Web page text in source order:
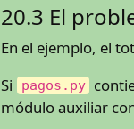
20.3 El
En el ejemplo, el
Si pagos.py
módulo auxiliar